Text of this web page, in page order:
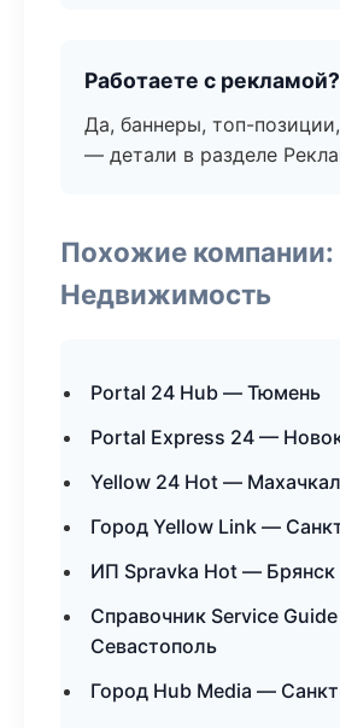
Работаете с рекламой?
Да, баннеры, топ-
— детали в разделе
Похожие компании:
Недвижимость
Portal 24 Hub — Тюмень
Portal Express 24 —
Yellow 24 Hot —
Город Yellow Link —
ИП Spravka Hot — Брянск
Справочник Service
Севастополь
Город Hub Media —